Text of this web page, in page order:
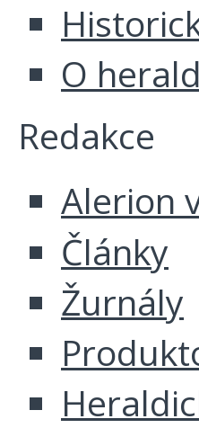
O
Redakce
Alerion
Články
Žurnály